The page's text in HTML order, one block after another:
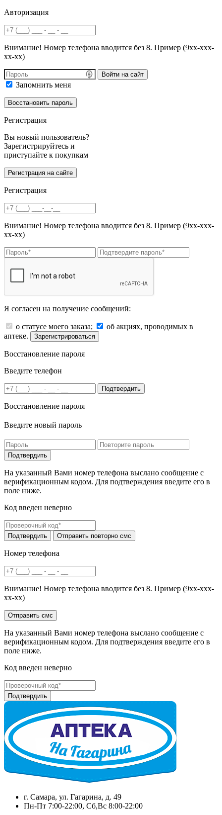
Авторизация
Внимание! Номер телефона вводится без 8. Пример (9хх-ххх-
хх-хх)
Войти на сайт
Запомнить меня
Регистрация
Вы новый пользователь?
Зарегистрируйтесь и
приступайте к покупкам
Регистрация
Внимание! Номер телефона вводится без 8. Пример (9хх-ххх-
хх-хх)
Я согласен на получение сообщений:
о статусе моего заказа;
об акциях, проводимых в
аптеке.
Зарегистрироваться
Восстановление пароля
Введите телефон
Подтвердить
Восстановление пароля
Введите новый пароль
На указанный Вами номер телефона выслано сообщение с
верификационным кодом. Для подтверждения введите его в
поле ниже.
Код введен неверно
Номер телефона
Внимание! Номер телефона вводится без 8. Пример (9хх-ххх-
хх-хх)
На указанный Вами номер телефона выслано сообщение с
верификационным кодом. Для подтверждения введите его в
поле ниже.
Код введен неверно
г. Самара, ул. Гагарина, д. 49
Пн-Пт 7:00-22:00, Сб,Вс 8:00-22:00